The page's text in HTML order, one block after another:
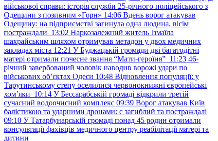
військової справи: історія служби 25-річного поліцейського з
Одещини з позивним «Горн» 14:06 Вдень ворог атакував
Одещину: на підприємстві загинула одна людина, вісім
постраждали 13:02 Наркозалежний житель Ізмаїла
шахрайським шляхом отримував метадон у двох медичних
закладах міста 12:21 У Буджацькій громади дві багатодітні
матері отримали почесне звання “Мати-героїня” 11:23 46-
річний завербований чоловік наводив ворожі удари по
військових обʼєктах Одеси 10:48 Відновлення популяції: у
Тарутинському степу оселилися червонокнижні європейські
хом’яки 10:14 У Бессарабській громаді відкрили третій
сучасний водоочисний комплекс 09:39 Ворог атакував Київ
балістикою та ударними дронами: є загиблий та постраждалі
09:10 У Татарбунарській громаді понад 45 родин отримали
консультації фахівців медичного центру реабілітації матері та
дитини